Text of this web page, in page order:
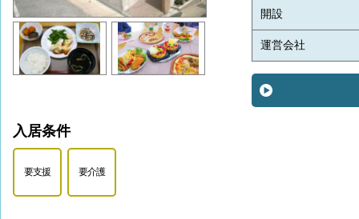
開設
運営会社
入居条件
要支援 要介護